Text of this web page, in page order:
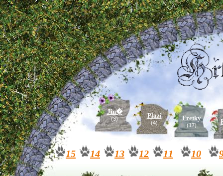
Fretky
(17)
Jin�
(3) Plazi
(4)
15 14 13 12 11 10